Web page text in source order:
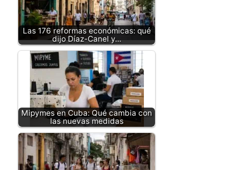
Las 176 reformas económicas: qué
dijo Díaz-Canel y…
Mipymes en Cuba: Qué cambia con
las nuevas medidas